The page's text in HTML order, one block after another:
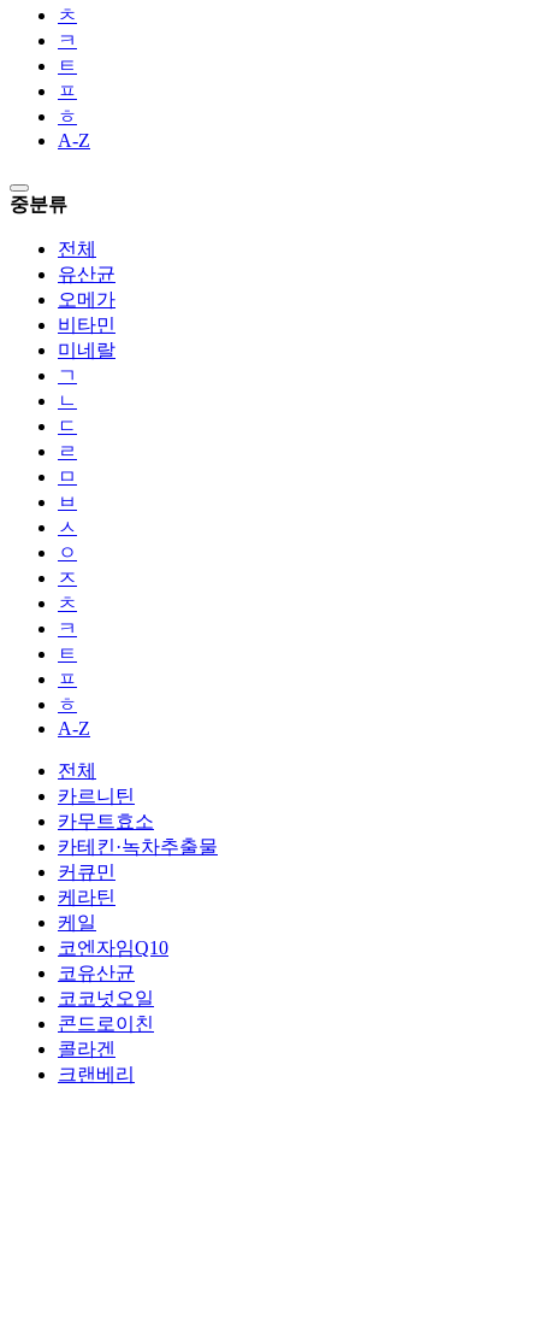
ㅊ
ㅋ
ㅌ
ㅍ
ㅎ
A-Z
중분류
전체
유산균
오메가
비타민
미네랄
ㄱ
ㄴ
ㄷ
ㄹ
ㅁ
ㅂ
ㅅ
ㅇ
ㅈ
ㅊ
ㅋ
ㅌ
ㅍ
ㅎ
A-Z
전체
카르니틴
카무트효소
카테킨·녹차추출물
커큐민
케라틴
케일
코엔자임Q10
코유산균
코코넛오일
콘드로이친
콜라겐
크랜베리